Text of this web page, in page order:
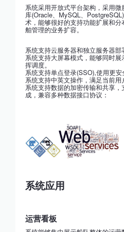
系统采用开放式平台架构，采用
库(Oracle、MySQL、
术，能够很好的支持功能扩展和
舶管理的业务扩容。
系统支持云服务器和独立服务器部
系统支持大屏幕模式，能够同时
挥调度。
系统支持单点登录(SSO),使用更安
系统支持中英文操作，满足当前用
系统支持数据的加密传输和共享
成，兼容多种数据接口协议：
系统应用
运营看板